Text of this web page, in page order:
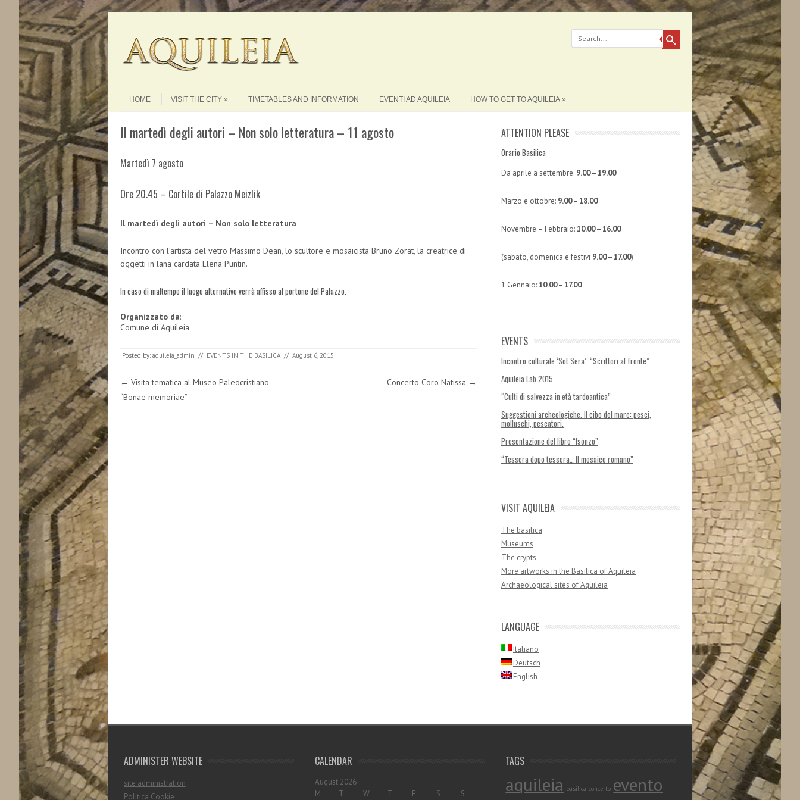
Menu
HOME
VISIT THE CITY TIMETABLES AND INFORMATION EVENTI AD AQUILEIA HOW TO GET TO AQUILEIA
Il martedì degli autori – Non solo letteratura – 11 agosto
Martedì 7 agosto
Ore 20.45 – Cortile di Palazzo Meizlik
Il martedì degli autori – Non solo letteratura
Incontro con l’artista del vetro Massimo Dean, lo scultore e mosaicista Bruno Zorat, la creatrice di
oggetti in lana cardata Elena Puntin.
In caso di maltempo il luogo alternativo verrà affisso al portone del Palazzo.
Organizzato da:
Comune di Aquileia
Posted by: aquileia_admin // EVENTS IN THE BASILICA // August 6, 2015
Post navigation
← Visita tematica al Museo Paleocristiano –
“Bonae memoriae”
Concerto Coro Natissa →
ATTENTION PLEASE
Orario Basilica
Da aprile a settembre: 9.00 – 19.00
Marzo e ottobre: 9.00 – 18.00
Novembre – Febbraio:10.00 – 16.00
(sabato, domenica e festivi 9.00 – 17.00)
1 Gennaio:10.00 – 17.00
EVENTS
Incontro culturale ‘Sot Sera’. “Scrittori al fronte”
Aquileia Lab 2015
“Culti di salvezza in età tardoantica”
Suggestioni archeologiche. Il cibo del mare: pesci,
molluschi, pescatori.
Presentazione del libro “Isonzo”
“Tessera dopo tessera… Il mosaico romano”
VISIT AQUILEIA
The basilica
Museums
The crypts
More artworks in the Basilica of Aquileia
Archaeological sites of Aquileia
LANGUAGE
Italiano
Deutsch
English
ADMINISTER WEBSITE
site administration
Politica Cookie
CALENDAR
August 2026
M
T W T F S S
TAGS
aquileia basilica concerto evento